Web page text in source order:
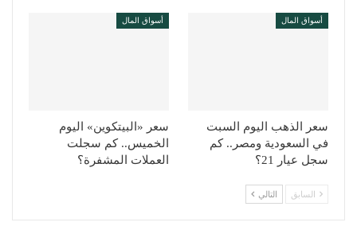
أسواق المال
سعر الذهب اليوم السبت
في السعودية ومصر.. كم
سجل عيار 21؟
أسواق المال
سعر «البيتكوين» اليوم
الخميس.. كم سجلت
العملات المشفرة؟
السابق التالي